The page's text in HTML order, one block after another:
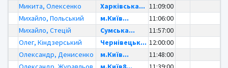
Микита, Олексенко
Харківська... 11:09:00
Михайло, Польський
м.Київ...
11:06:00
Михайло, Стецій
Сумська...
11:57:00
Олег, Кіндзерський
Чернівецьк... 12:00:00
Олександр, Денисенко
м.Київ...
11:48:00